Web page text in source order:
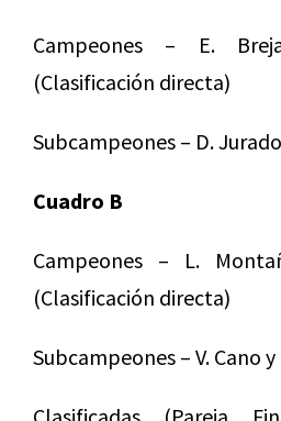
Campeones – E.
(Clasificación directa)
Subcampeones – D.
Cuadro B
Campeones – L.
(Clasificación directa)
Subcampeones – V. Cano y